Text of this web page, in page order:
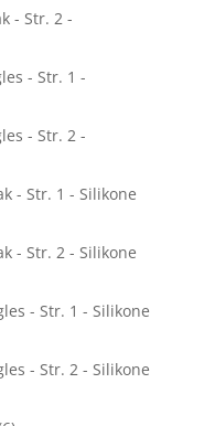
- Str. 2 -
- Str. 1 -
- Str. 2 -
- Str. 1 - Silikone
- Str. 2 - Silikone
- Str. 1 - Silikone
- Str. 2 - Silikone